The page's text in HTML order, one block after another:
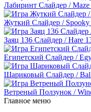
Лабиринт Слайдер / Maze
Жуткий Слайдер / Spooky
Заяц 136 Слайдер / Hare
Египетский Слайдер /
Шариковый Слайдер /
Ветреный Ползунок /
Главное меню